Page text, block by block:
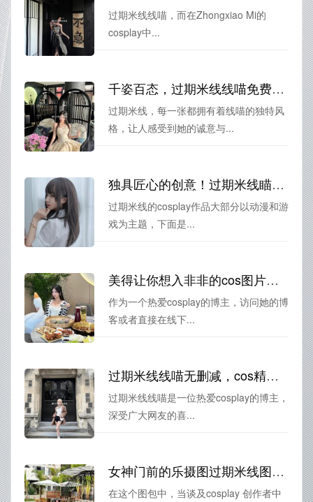
过期米线线喵，而在Zhongxiao Mi的
cosplay中...
千姿百态，过期米线线喵免费图片的摄影图集分享
过期米线，每一张都拥有着线喵的独特风
格，让人感受到她的诚意与...
独具匠心的创意！过期米线瞄动态图摄影大赛精选
过期米线的cosplay作品大部分以动漫和游
戏为主题，下面是...
美得让你想入非非的cos图片，过期米线在线下载
作为一个热爱cosplay的博主，访问她的博
客或者直接在线下...
过期米线线喵无删减，cos精选合集第一弹。
过期米线线喵是一位热爱cosplay的博主，
深受广大网友的喜...
女神门前的乐摄图过期米线图包，见证美丽与色彩的完美结合。
在这个图包中，当谈及cosplay 创作者中